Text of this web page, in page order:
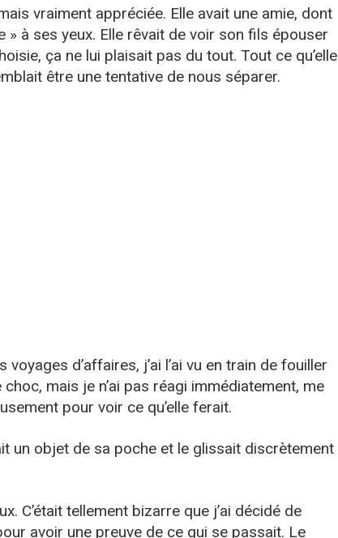
vraiment appréciée. Elle avait une amie, dont
» à ses yeux. Elle rêvait de voir son fils épouser
ça ne lui plaisait pas du tout. Tout ce qu’elle
être une tentative de nous séparer.
voyages d’affaires, j’ai l’ai vu en train de fouiller
mais je n’ai pas réagi immédiatement, me
pour voir ce qu’elle ferait.
un objet de sa poche et le glissait discrètement
C’était tellement bizarre que j’ai décidé de
avoir une preuve de ce qui se passait. Le